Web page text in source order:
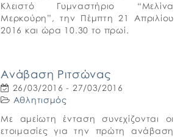
Κλειστό Γυμναστήριο “Μελίνα
Μερκούρη”, την Πέμπτη 21 Απριλίου
2016 και ώρα 10.30 το πρωί.
Ανάβαση Ριτσώνας
26/03/2016 - 27/03/2016
Αθλητισμός
Με αμείωτη ένταση συνεχίζονται οι
ετοιμασίες για την πρώτη ανάβαση